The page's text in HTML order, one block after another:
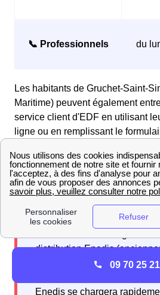
📞 Professionnels
du
Les habitants de Gruchet-Saint-
Maritime) peuvent également
service client d'EDF en utilisant
ligne ou en remplissant le
En cas de problème lié au
distribution Enedis
numéro gratuit d'urgence
Enedis se chargera
09 70 25